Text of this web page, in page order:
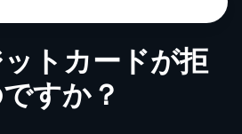
トカードが拒
すか？